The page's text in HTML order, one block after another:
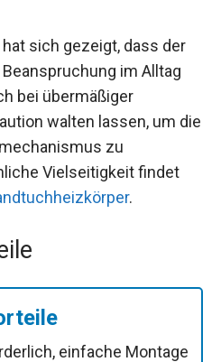
sich gezeigt, dass der
im Alltag
bei übermäßiger
walten lassen, um die
zu
Vielseitigkeit findet
.
einfache Montage